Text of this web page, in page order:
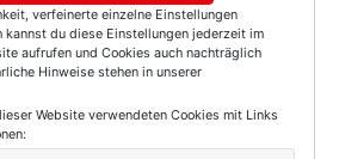
mit dem
Barney's
verfeinerte einzelne Einstellungen
kannst du diese Einstellungen jederzeit im
aufrufen und Cookies auch nachträglich
Hinweise stehen in unserer
Website verwendeten Cookies mit Links